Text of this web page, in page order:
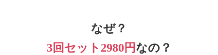
なぜ？
3回セット2980円なの？